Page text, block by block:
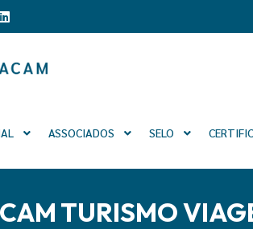
ASSOCIADOS SELO
TURISMO